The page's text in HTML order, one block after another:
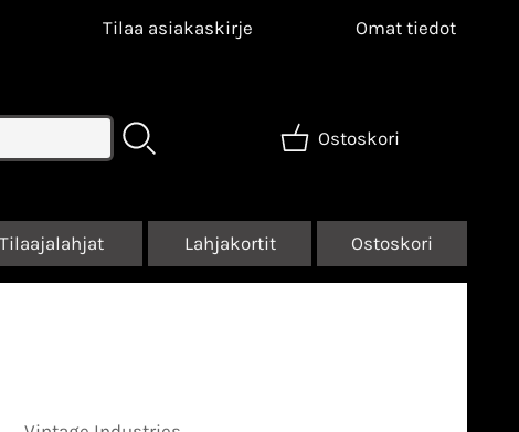
Tilaa asiakaskirje Omat tiedot
Ostoskori
Tilaajalahjat Lahjakortit Ostoskori